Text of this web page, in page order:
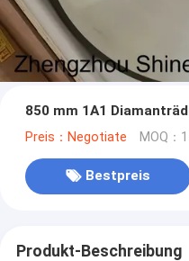
850 mm 1A1
Preis：Negotiate MOQ：
Bestpreis
Produkt-Beschreibung